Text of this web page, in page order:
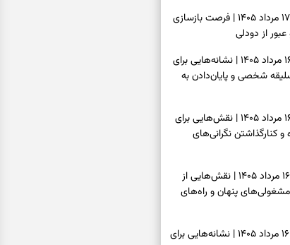
فال حافظ امروز شنبه ۱۷ مرداد ۱۴۰۵ | فرصت بازسازی
از دودلی
فال اسم امروز جمعه ۱۶ مرداد ۱۴۰۵ | نشانه‌هایی برای
شخصی و پایان‌دادن به
فال چای امروز جمعه ۱۶ مرداد ۱۴۰۵ | نقش‌هایی برای
نگرانی‌های
فال قهوه امروز جمعه ۱۶ مرداد ۱۴۰۵ | نقش‌هایی از
پنهان و راه‌های
فال شمع امروز جمعه ۱۶ مرداد ۱۴۰۵ | نشانه‌هایی برای